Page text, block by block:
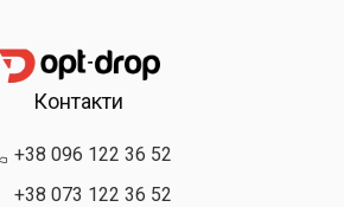
Контакти
+38 096 122 36 52
+38 073 122 36 52